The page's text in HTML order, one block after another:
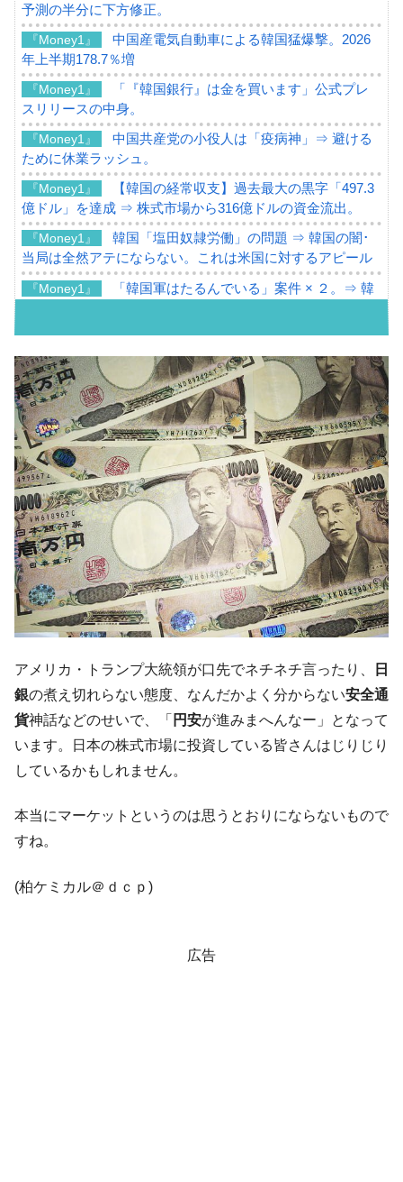
予測の半分に下方修正。
『Money1』
中国産電気自動車による韓国猛爆撃。2026
年上半期178.7％増
『Money1』
「『韓国銀行』は金を買います」公式プレ
スリリースの中身。
『Money1』
中国共産党の小役人は「疫病神」⇒ 避ける
ために休業ラッシュ。
『Money1』
【韓国の経常収支】過去最大の黒字「497.3
億ドル」を達成 ⇒ 株式市場から316億ドルの資金流出。
『Money1』
韓国「塩田奴隷労働」の問題 ⇒ 韓国の闇･
当局は全然アテにならない。これは米国に対するアピール
『Money1』
「韓国軍はたるんでいる」案件 × ２。⇒ 韓
『Money1』
韓国メディアが「韓国政府と李在明が吊る
される可能性もあるのでは」とほのめかす。
『Money1』
韓国07月･物価指数「2.8％」に低下 ⇒ 実は
コアコアは上がった。
『Money1』
韓国･猛暑でソウル市全域「猛暑重大警報」
発令。李在明「猛暑・干ばつ対処状況点検会議」
『Money1』
【日本市場再挑戦中】韓国『現代自動車』
07月販売台数は去年のほぼ半分「71台」しか売れなかっ
た。『起亜』は9台だけ
『Money1』
韓国「信用赦免を何回やっても、何回やっ
ても」⇒ 257万人赦免したのに60万人がまた延滞者に転
落！
『Money1』
韓国K9専用砲弾･装薬自動供給装甲車両･珍
『Money1』
韓国「2026年07月の輸出入」絶好調。半導
体だけで410億ドル、輸出全体の41％もある
『Money1』
韓国･李在明「青年層の雇用状況が悪い。せ
や、若者に起業させよう」⇒ どんな雇用対策だソレ。
『Money1』
【韓国の外貨準備】2026年07月は4,279億ド
『Money1』
韓国「ここは北朝鮮なのか。選管がサーバ
ーにウソのデータを入力したのは明白だ」
言。
アメリカ・トランプ大統領が口先でネチネチ言ったり、
日
銀の煮え切れらない態度、なんだかよく分からない安全通
貨神話などのせいで、「 円安が進みまへんなー」となって
います。日本の株式市場に投資している皆さんはじりじり
しているかもしれません。
本当にマーケットというのは思うとおりにならないもので
すね。
(柏ケミカル＠ｄｃｐ)
広告